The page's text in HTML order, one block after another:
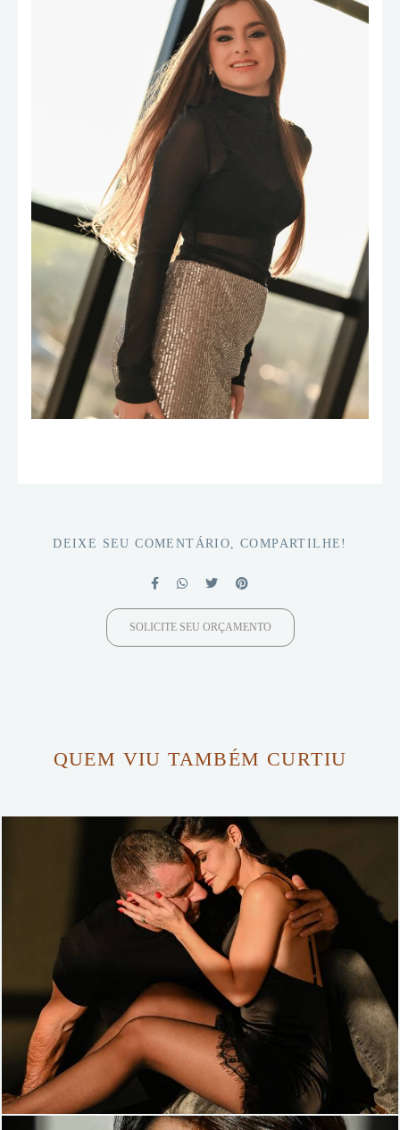
DEIXE SEU COMENTÁRIO, COMPARTILHE!
SOLICITE SEU ORÇAMENTO
QUEM VIU TAMBÉM CURTIU
80 106